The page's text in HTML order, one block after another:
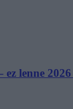
lenne